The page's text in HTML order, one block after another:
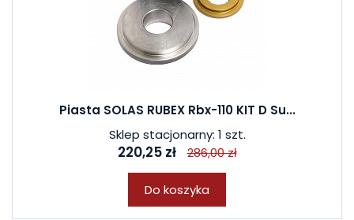
Piasta SOLAS RUBEX Rbx-110 KIT D Su...
Sklep stacjonarny: 1 szt.
220,25 zł 286,00 zł
Do koszyka